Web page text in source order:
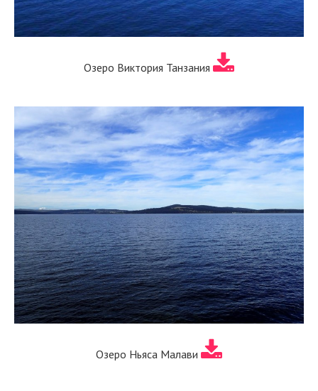
Озеро Виктория Танзания
Озеро Ньяса Малави